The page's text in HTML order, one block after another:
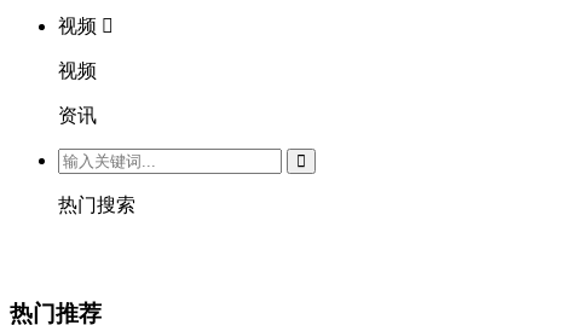
视频
视频
资讯
热门搜索
热门推荐